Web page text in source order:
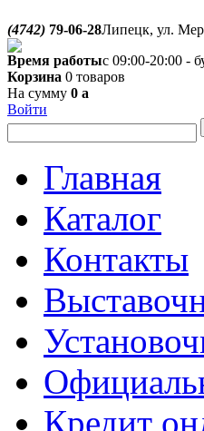
(4742) 79-06-28Липецк, ул.
Время работыс 09:00-20:00 -
Корзина 0 товаров
На сумму 0 a
Войти
Главная
Каталог
Контакты
Кредит